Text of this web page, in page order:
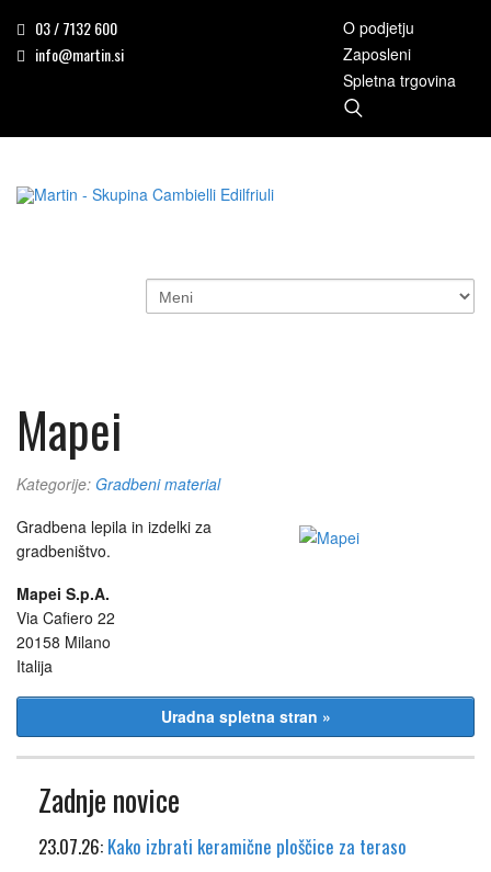
03 / 7132 600
info@martin.si
O podjetju
Zaposleni
Spletna trgovina
Mapei
Kategorije: Gradbeni material
Gradbena lepila in izdelki za
gradbeništvo.
Mapei S.p.A.
Via Cafiero 22
20158 Milano
Italija
Uradna spletna stran »
Zadnje novice
23.07.26: Kako izbrati keramične ploščice za teraso